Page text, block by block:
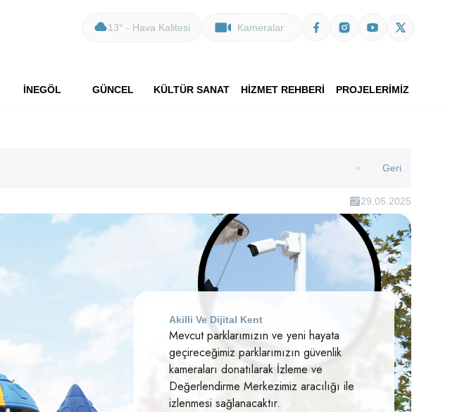
13° - Hava Kalitesi Kameralar
İNEGÖL GÜNCEL KÜLTÜR SANAT HİZMET REHBERİ PROJELERİMİZ
> Geri
29.05.2025
Akilli Ve Dijital Kent
Mevcut parklarımızın ve yeni hayata
geçireceğimiz parklarımızın güvenlik
kameraları donatılarak İzleme ve
Değerlendirme Merkezimiz aracılığı ile
izlenmesi sağlanacaktır.